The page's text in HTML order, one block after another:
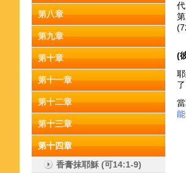
第八章
第九章
第十章
第十一章
第十二章
第十三章
第十四章
香膏抹耶穌 (可14:1-9)
(
了